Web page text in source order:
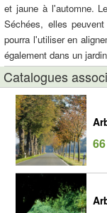
et jaune à l'automne.
Séchées, elles
pourra l'utiliser en
également dans un
Catalogues